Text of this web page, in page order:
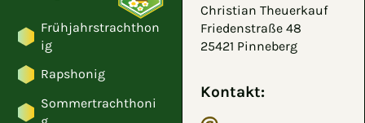
Frühjahrstrachthon
ig
Rapshonig
Sommertrachthoni
Christian Theuerkauf
Friedenstraße 48
25421 Pinneberg
Kontakt: